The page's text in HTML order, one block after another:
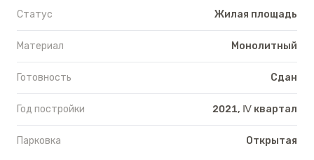
Статус Жилая площадь
Материал Монолитный
Готовность Сдан
Год постройки 2021, Ⅳ квартал
Парковка Открытая